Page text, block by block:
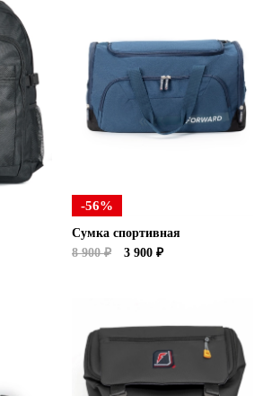
-56%
Сумка спортивная
8 900 ₽
3 900 ₽